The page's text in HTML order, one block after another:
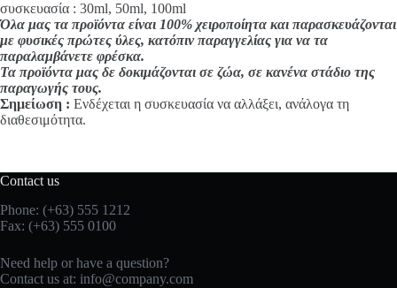
συσκευασία : 30ml, 50ml, 100ml
Όλα μας τα προϊόντα είναι 100% χειροποίητα και παρασκευάζονται
με φυσικές πρώτες ύλες, κατόπιν παραγγελίας για να τα
παραλαμβάνετε φρέσκα.
Τα προϊόντα μας δε δοκιμάζονται σε ζώα, σε κανένα στάδιο της
παραγωγής τους.
Σημείωση : Ενδέχεται η συσκευασία να αλλάξει, ανάλογα τη
διαθεσιμότητα.
Contact us
Phone: (+63) 555 1212
Fax: (+63) 555 0100
Need help or have a question?
Contact us at: info@company.com